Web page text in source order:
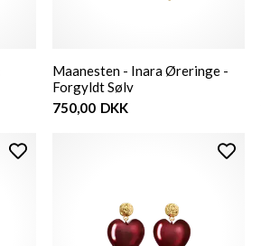
Maanesten - Inara Øreringe -
Forgyldt Sølv
750,00 DKK